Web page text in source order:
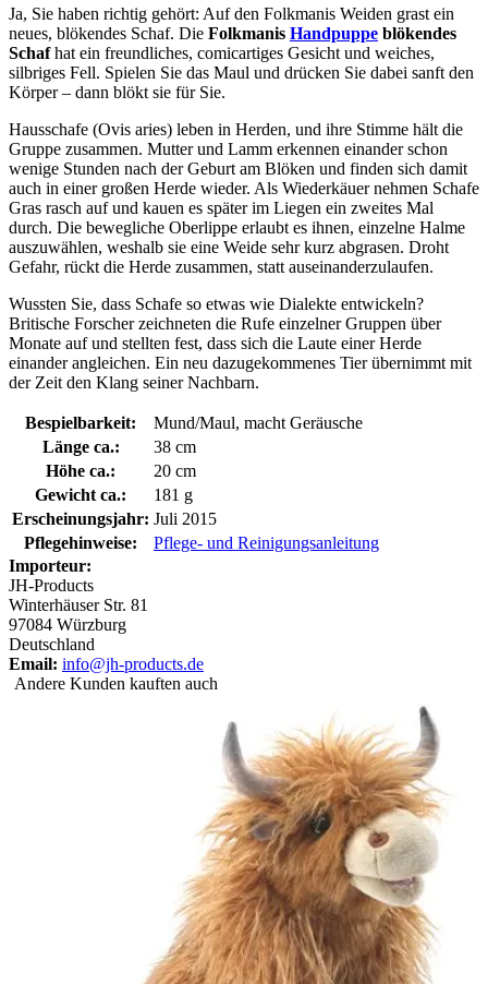
Ja, Sie haben richtig gehört: Auf den Folkmanis Weiden grast ein
neues, blökendes Schaf. Die Folkmanis Handpuppe blökendes
Schafhat ein freundliches, comicartiges Gesicht und weiches,
silbriges Fell. Spielen Sie das Maul und drücken Sie dabei sanft den
Körper – dann blökt sie für Sie.
Hausschafe (Ovis aries) leben in Herden, und ihre Stimme hält die
Gruppe zusammen. Mutter und Lamm erkennen einander schon
wenige Stunden nach der Geburt am Blöken und finden sich damit
auch in einer großen Herde wieder. Als Wiederkäuer nehmen Schafe
Gras rasch auf und kauen es später im Liegen ein zweites Mal
durch. Die bewegliche Oberlippe erlaubt es ihnen, einzelne Halme
auszuwählen, weshalb sie eine Weide sehr kurz abgrasen. Droht
Gefahr, rückt die Herde zusammen, statt auseinanderzulaufen.
Wussten Sie, dass Schafe so etwas wie Dialekte entwickeln?
Britische Forscher zeichneten die Rufe einzelner Gruppen über
Monate auf und stellten fest, dass sich die Laute einer Herde
einander angleichen. Ein neu dazugekommenes Tier übernimmt mit
der Zeit den Klang seiner Nachbarn.
Bespielbarkeit:
Mund/Maul, macht Geräusche
Länge ca.:
38 cm
Höhe ca.:
20 cm
Gewicht ca.:
181 g
Erscheinungsjahr: Juli 2015
Pflegehinweise:
Pflege- und Reinigungsanleitung
Importeur:
JH-Products
Winterhäuser Str. 81
97084 Würzburg
Deutschland
Email: info@jh-products.de
Andere Kunden kauften auch